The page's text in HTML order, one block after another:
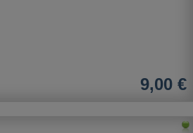
9,00 €